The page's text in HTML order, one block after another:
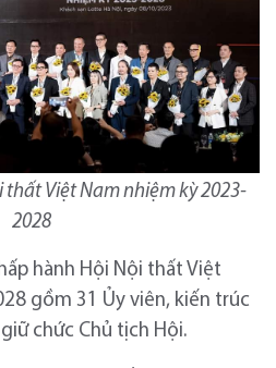
Việt Nam nhiệm kỳ 2023-
2028
hành Hội Nội thất Việt
gồm 31 Ủy viên, kiến trúc
chức Chủ tịch Hội.